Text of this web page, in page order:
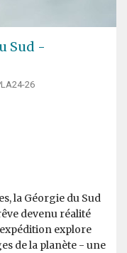
Sud -
26
la Géorgie du Sud
devenu réalité
explore
de la planète - une